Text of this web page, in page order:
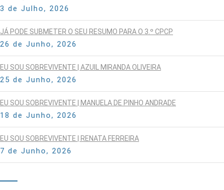
3 de Julho, 2026
JÁ PODE SUBMETER O SEU RESUMO PARA O 3.º CPCP
26 de Junho, 2026
EU SOU SOBREVIVENTE | AZUIL MIRANDA OLIVEIRA
25 de Junho, 2026
EU SOU SOBREVIVENTE | MANUELA DE PINHO ANDRADE
18 de Junho, 2026
EU SOU SOBREVIVENTE | RENATA FERREIRA
7 de Junho, 2026